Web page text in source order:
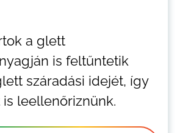
a glett
is feltűntetik
száradási idejét, így
leellenőriznünk.